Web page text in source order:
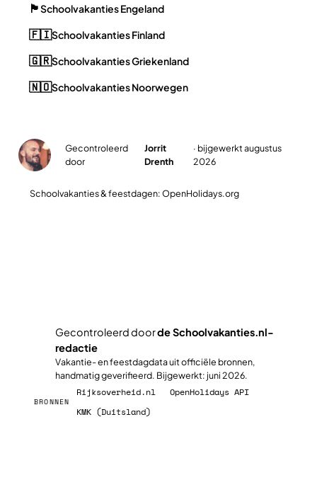
🏴󠁧󠁢󠁥󠁮󠁧󠁿Schoolvakanties Engeland
🇫🇮Schoolvakanties Finland
🇬🇷Schoolvakanties Griekenland
🇳🇴Schoolvakanties Noorwegen
Gecontroleerd
door
Jorrit
Drenth
· bijgewerkt augustus
2026
Schoolvakanties & feestdagen: OpenHolidays.org
Gecontroleerd doorde Schoolvakanties.nl-
redactie
Vakantie- en feestdagdata uit officiële bronnen,
handmatig geverifieerd. Bijgewerkt: juni 2026.
BRONNEN
Rijksoverheid.nl
OpenHolidays API
KMK (Duitsland)